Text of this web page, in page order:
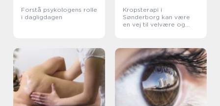
Forstå psykologens rolle
i dagligdagen
Kropsterapi i
Sønderborg kan være
en vej til velvære og